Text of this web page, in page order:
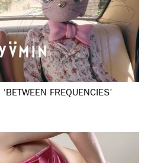
FREQUENCIES’